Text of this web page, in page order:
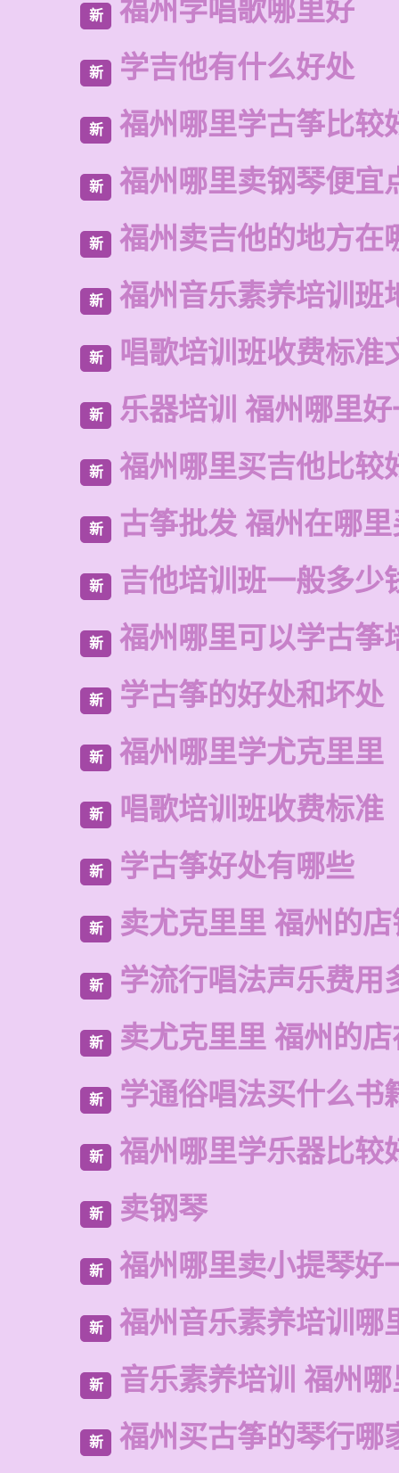
新 福州学唱歌哪里好
新 学吉他有什么好处
新 福州哪里学古筝比较
新 福州哪里卖钢琴便宜
新 福州卖吉他的地方在
新 福州音乐素养培训班
新 唱歌培训班收费标准
新 乐器培训 福州哪里
新 福州哪里买吉他比较
新 古筝批发 福州在哪
新 吉他培训班一般多少
新 福州哪里可以学古筝
新 学古筝的好处和坏处
新 福州哪里学尤克里里
新 唱歌培训班收费标准
新 学古筝好处有哪些
新 卖尤克里里 福州的
新 学流行唱法声乐费用
新 卖尤克里里 福州的
新 学通俗唱法买什么书
新 福州哪里学乐器比较
新 卖钢琴
新 福州哪里卖小提琴好
新 福州音乐素养培训哪
新 音乐素养培训 福州
新 福州买古筝的琴行哪